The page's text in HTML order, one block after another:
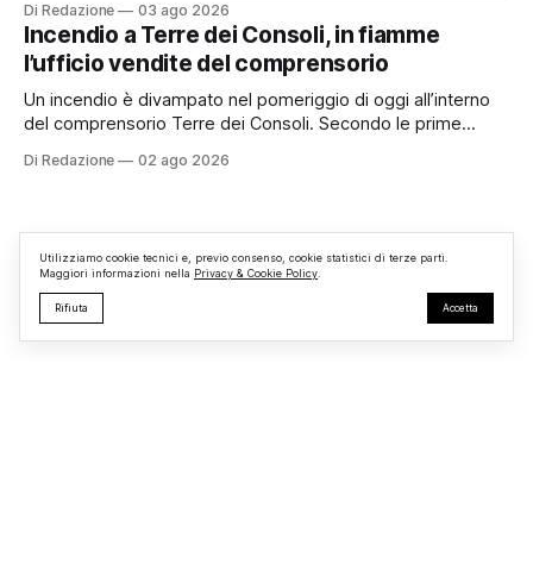
organizzato da TBM a Monterosi, un evento che ha
superato le aspettative degli organizzatori richiamando
appassionati delle due ruote da tutto il Lazio e dalle regioni
limitrofe. Per
Di Redazione 03 ago 2026
Incendio a Terre dei Consoli, in fiamme
l’ufficio vendite del comprensorio
Un incendio è divampato nel pomeriggio di oggi all’interno
del comprensorio Terre dei Consoli. Secondo le prime
struttura adibita a ufficio vendite. Sul posto sono intervenuti
Di Redazione 02 ago 2026
Utilizziamo cookie tecnici e, previo consenso, cookie statistici di terze parti.
Maggiori informazioni nella Privacy & Cookie Policy
Rifiuta Accetta